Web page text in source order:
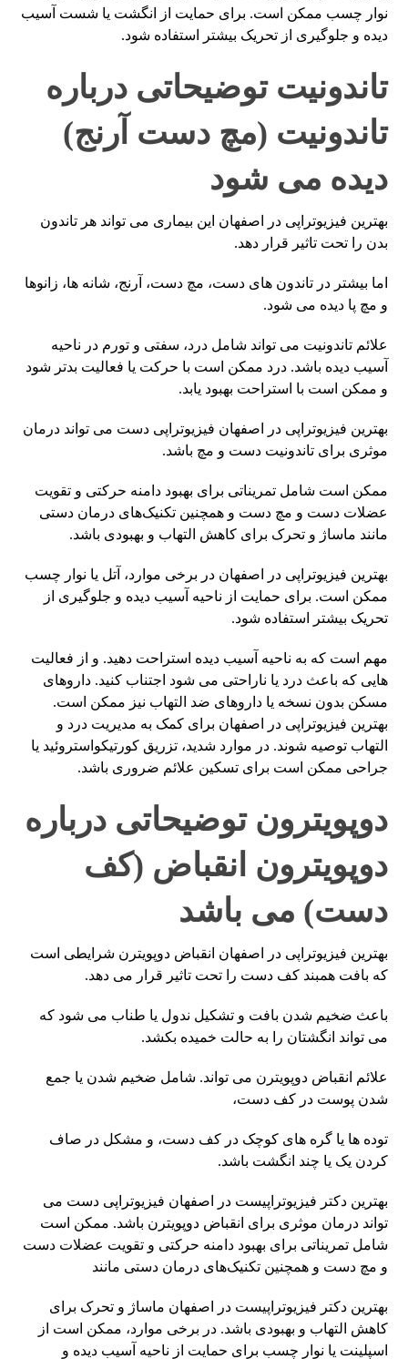
نوار چسب ممکن است. برای حمایت از انگشت یا شست آسیب
دیده و جلوگیری از تحریک بیشتر استفاده شود.
تاندونیت توضیحاتی درباره
تاندونیت (مچ دست آرنج)
دیده می شود
بهترین فیزیوتراپی در اصفهان این بیماری می تواند هر تاندون
بدن را تحت تاثیر قرار دهد.
اما بیشتر در تاندون های دست، مچ دست، آرنج، شانه ها، زانوها
و مچ پا دیده می شود.
علائم تاندونیت می تواند شامل درد، سفتی و تورم در ناحیه
آسیب دیده باشد. درد ممکن است با حرکت یا فعالیت بدتر شود
و ممکن است با استراحت بهبود یابد.
بهترین فیزیوتراپی در اصفهان فیزیوتراپی دست می تواند درمان
موثری برای تاندونیت دست و مچ باشد.
ممکن است شامل تمریناتی برای بهبود دامنه حرکتی و تقویت
عضلات دست و مچ دست و همچنین تکنیک‌های درمان دستی
مانند ماساژ و تحرک برای کاهش التهاب و بهبودی باشد.
بهترین فیزیوتراپی در اصفهان در برخی موارد، آتل یا نوار چسب
ممکن است. برای حمایت از ناحیه آسیب دیده و جلوگیری از
تحریک بیشتر استفاده شود.
مهم است که به ناحیه آسیب دیده استراحت دهید. و از فعالیت
هایی که باعث درد یا ناراحتی می شود اجتناب کنید. داروهای
مسکن بدون نسخه یا داروهای ضد التهاب نیز ممکن است.
بهترین فیزیوتراپی در اصفهان برای کمک به مدیریت درد و
التهاب توصیه شوند. در موارد شدید، تزریق کورتیکواستروئید یا
جراحی ممکن است برای تسکین علائم ضروری باشد.
دوپویترون توضیحاتی درباره
دوپویترون انقباض (کف
دست) می باشد
بهترین فیزیوتراپی در اصفهان انقباض دوپویترن شرایطی است
که بافت همبند کف دست را تحت تاثیر قرار می دهد.
باعث ضخیم شدن بافت و تشکیل ندول یا طناب می شود که
می تواند انگشتان را به حالت خمیده بکشد.
علائم انقباض دوپویترن می تواند. شامل ضخیم شدن یا جمع
شدن پوست در کف دست،
توده ها یا گره های کوچک در کف دست، و مشکل در صاف
کردن یک یا چند انگشت باشد.
بهترین دکتر فیزیوتراپیست در اصفهان فیزیوتراپی دست می
تواند درمان موثری برای انقباض دوپویترن باشد. ممکن است
شامل تمریناتی برای بهبود دامنه حرکتی و تقویت عضلات دست
و مچ دست و همچنین تکنیک‌های درمان دستی مانند
بهترین دکتر فیزیوتراپیست در اصفهان ماساژ و تحرک برای
کاهش التهاب و بهبودی باشد. در برخی موارد، ممکن است از
اسپلینت یا نوار چسب برای حمایت از ناحیه آسیب دیده و